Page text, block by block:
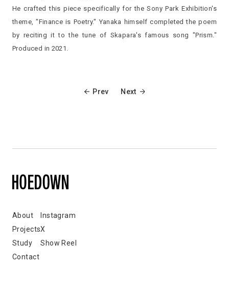
He crafted this piece specifically for the Sony Park Exhibition's
theme, "Finance is Poetry." Yanaka himself completed the poem
by reciting it to the tune of Skapara's famous song "Prism."
Produced in 2021.
Prev Next
About
Projects
Study
Contact
Instagram
X
Show Reel